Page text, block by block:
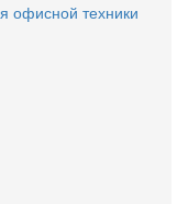
офисной техники